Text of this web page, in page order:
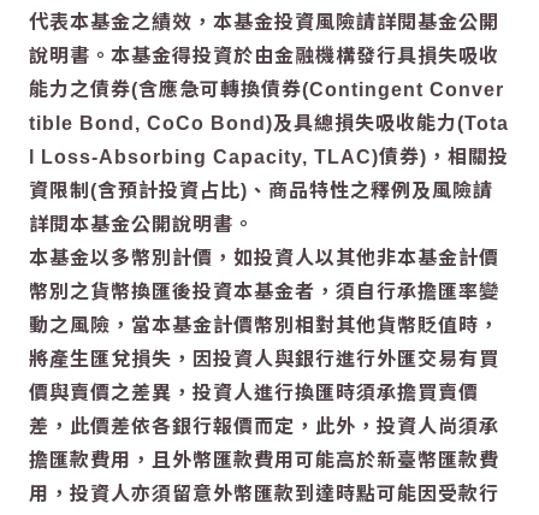
代表本基金之績效，本基金投資風險請詳閱基金公開
說明書。本基金得投資於由金融機構發行具損失吸收
能力之債券(含應急可轉換債券(Contingent Conver
tible Bond, CoCo Bond)及具總損失吸收能力(Tota
l Loss-Absorbing Capacity, TLAC)債券)，相關投
資限制(含預計投資占比)、商品特性之釋例及風險請
詳閱本基金公開說明書。
本基金以多幣別計價，如投資人以其他非本基金計價
幣別之貨幣換匯後投資本基金者，須自行承擔匯率變
動之風險，當本基金計價幣別相對其他貨幣貶值時，
將產生匯兌損失，因投資人與銀行進行外匯交易有買
價與賣價之差異，投資人進行換匯時須承擔買賣價
差，此價差依各銀行報價而定，此外，投資人尚須承
擔匯款費用，且外幣匯款費用可能高於新臺幣匯款費
用，投資人亦須留意外幣匯款到達時點可能因受款行